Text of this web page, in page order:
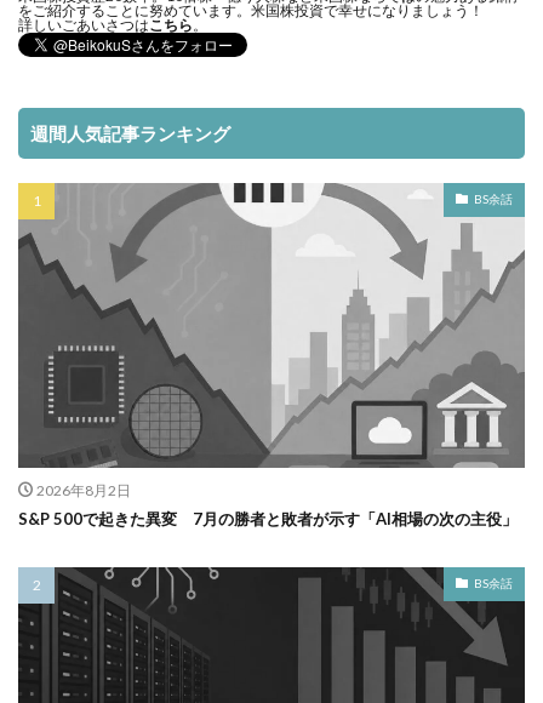
をご紹介することに努めています。米国株投資で幸せになりましょう！
詳しいごあいさつはこちら 。
週間人気記事ランキング
BS余話
2026年8月2日
S&P 500で起きた異変 7月の勝者と敗者が示す「AI相場の次の主役」
BS余話